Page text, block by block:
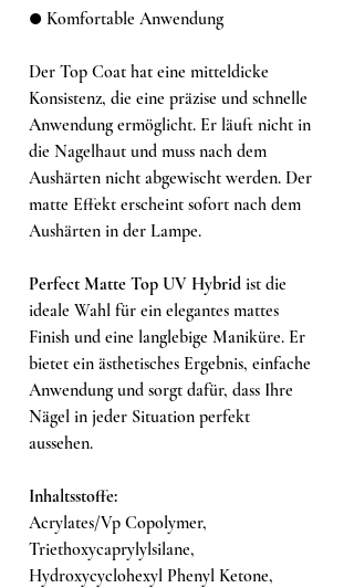
● Komfortable Anwendung
Der Top Coat hat eine mitteldicke
Konsistenz, die eine präzise und schnelle
Anwendung ermöglicht. Er läuft nicht in
die Nagelhaut und muss nach dem
Aushärten nicht abgewischt werden. Der
matte Effekt erscheint sofort nach dem
Aushärten in der Lampe.
Perfect Matte Top UV Hybrid ist die
ideale Wahl für ein elegantes mattes
Finish und eine langlebige Maniküre. Er
bietet ein ästhetisches Ergebnis, einfache
Anwendung und sorgt dafür, dass Ihre
Nägel in jeder Situation perfekt
aussehen.
Inhaltsstoffe:
Acrylates/Vp Copolymer,
Triethoxycaprylylsilane,
Hydroxycyclohexyl Phenyl Ketone,